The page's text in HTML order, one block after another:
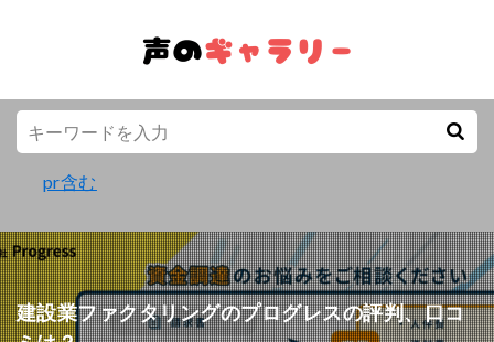
pr含む
建設業ファクタリングのプログレスの評判、口コ